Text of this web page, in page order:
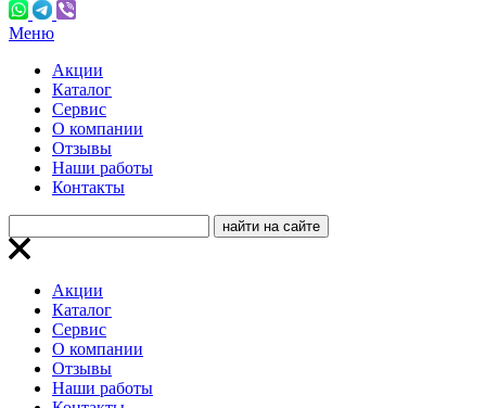
Меню
Акции
Каталог
Сервис
О компании
Отзывы
Наши работы
Контакты
Акции
Каталог
Сервис
О компании
Отзывы
Наши работы